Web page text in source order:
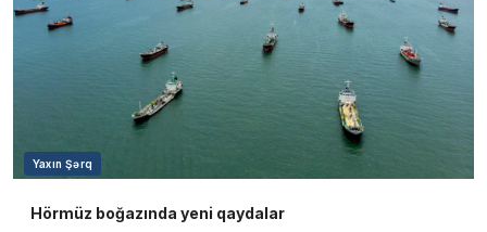
Yaxın Şərq
Hörmüz boğazında yeni qaydalar